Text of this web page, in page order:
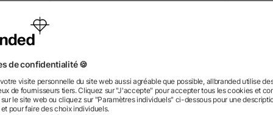
des questions ? Nous avons les